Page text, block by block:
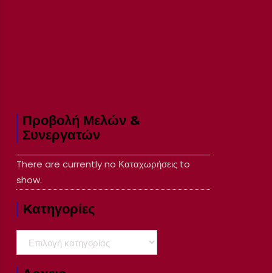
Προβολή Μελών &
Συνεργατών
There are currently no Καταχωρήσεις to
show.
Kατηγορίες
Kατηγορίες